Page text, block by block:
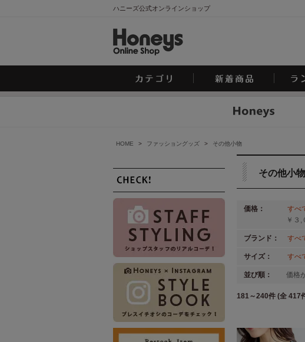
ハニーズ公式オンラインショップ
HOME > ファッショングッズ > その他小物
その他小物
価格： すべ
￥３,
ブランド： すべ
サイズ： すべ
並び順： 価格
181～240件 (全 417